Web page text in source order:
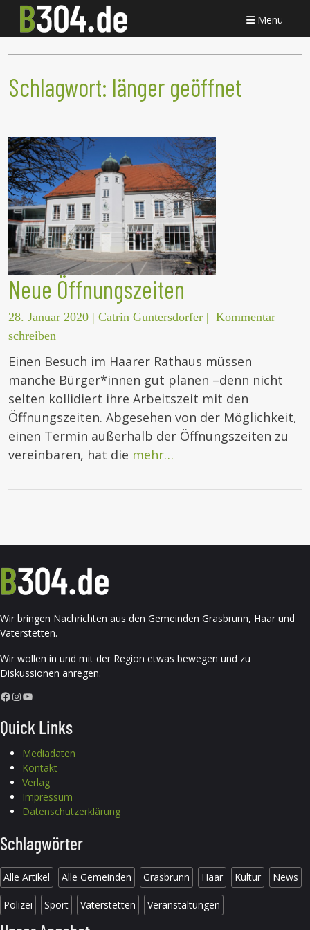
Menü
Schlagwort: länger geöffnet
Neue Öffnungszeiten
28. Januar 2020 | Catrin Guntersdorfer | Kommentar
schreiben
Einen Besuch im Haarer Rathaus müssen
manche Bürger*innen gut planen –denn nicht
selten kollidiert ihre Arbeitszeit mit den
Öffnungszeiten. Abgesehen von der Möglichkeit,
einen Termin außerhalb der Öffnungszeiten zu
vereinbaren, hat die mehr…
Wir bringen Nachrichten aus den Gemeinden Grasbrunn, Haar und
Vaterstetten.
Wir wollen in und mit der Region etwas bewegen und zu
Diskussionen anregen.
Facebook InstagramYouTube
Quick Links
Mediadaten
Kontakt
Verlag
Impressum
Datenschutzerklärung
Schlagwörter
Alle Artikel Alle Gemeinden Grasbrunn Haar Kultur News
Polizei Sport Vaterstetten Veranstaltungen